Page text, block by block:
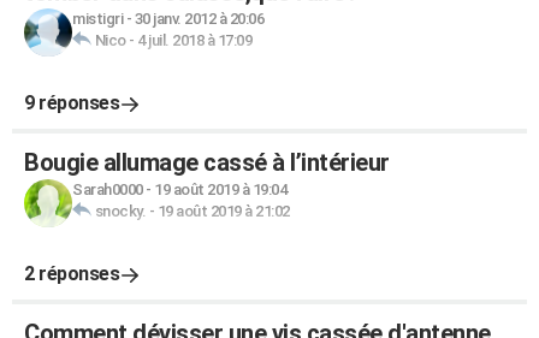
mistigri- 30 janv. 2012 à 20:06
Nico- 4 juil. 2018 à 17:09
9 réponses
Bougie allumage cassé à l’intérieur
Sarah0000- 19 août 2019 à 19:04
snocky. - 19 août 2019 à 21:02
2 réponses